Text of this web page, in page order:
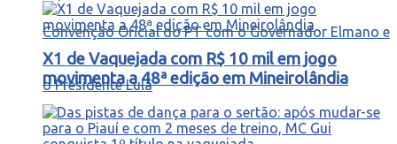
X1 de Vaquejada com R$ 10 mil em jogo
movimenta a 48ª edição em Mineirolândia